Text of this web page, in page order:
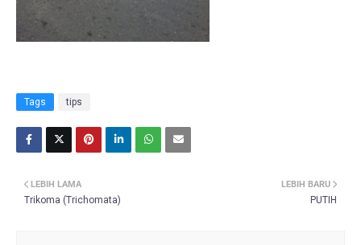
Tags tips
LEBIH BARU
PUTIH
LEBIH LAMA
Trikoma (Trichomata)